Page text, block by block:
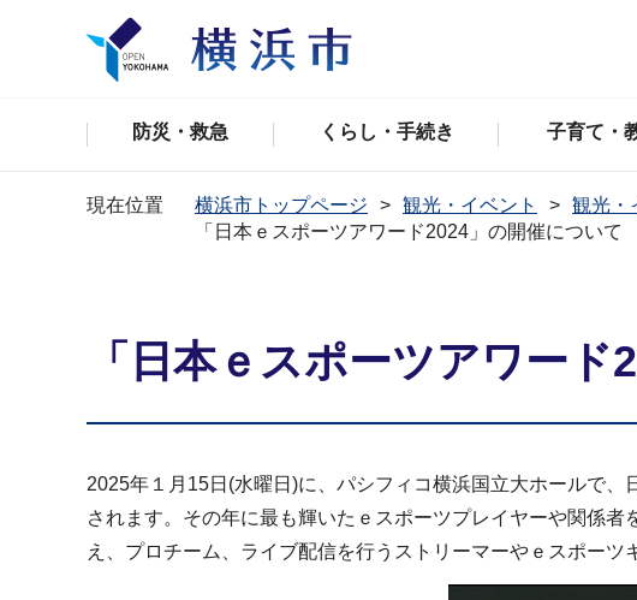
防災・救急 くらし・手続き 子育て・
現在位置 横浜市トップページ 観光・イベント 観光・
「日本ｅスポーツアワード2024」の開催について
「日本ｅスポーツアワー
2025年１月15日(水曜日)に、パシフィコ横浜国立大ホールで
されます。その年に最も輝いたｅスポーツプレイヤーや関係
え、プロチーム、ライブ配信を行うストリーマーやｅスポー